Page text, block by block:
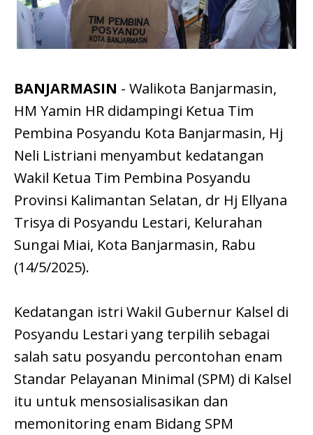
BANJARMASIN - Walikota Banjarmasin,
HM Yamin HR didampingi Ketua Tim
Pembina Posyandu Kota Banjarmasin, Hj
Neli Listriani menyambut kedatangan
Wakil Ketua Tim Pembina Posyandu
Provinsi Kalimantan Selatan, dr Hj Ellyana
Trisya di Posyandu Lestari, Kelurahan
Sungai Miai, Kota Banjarmasin, Rabu
(14/5/2025).
Kedatangan istri Wakil Gubernur Kalsel di
Posyandu Lestari yang terpilih sebagai
salah satu posyandu percontohan enam
Standar Pelayanan Minimal (SPM) di Kalsel
itu untuk mensosialisasikan dan
memonitoring enam Bidang SPM